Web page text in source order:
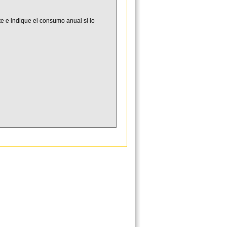
e indique el consumo anual si lo